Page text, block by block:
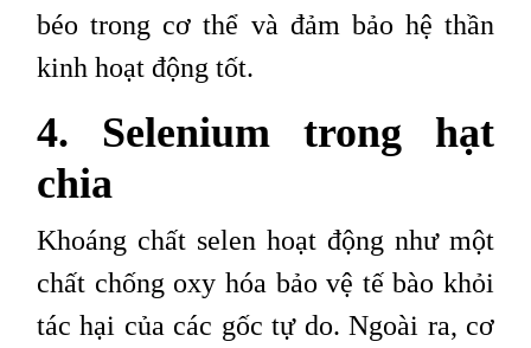
béo trong cơ thể và đảm bảo hệ thần
kinh hoạt động tốt.
4. Selenium trong hạt
chia
Khoáng chất selen hoạt động như một
chất chống oxy hóa bảo vệ tế bào khỏi
tác hại của các gốc tự do. Ngoài ra, cơ